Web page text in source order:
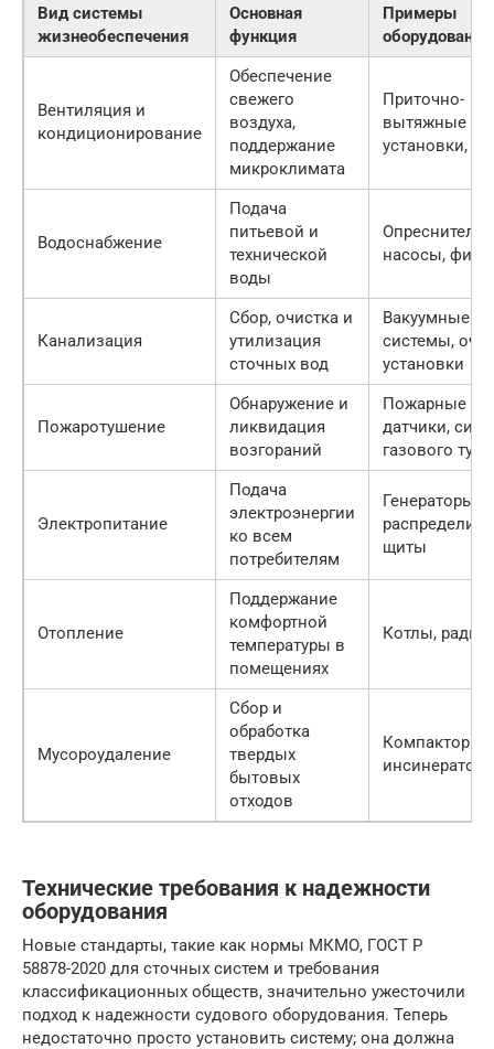
Вид системы
жизнеобеспечения
Основная
функция
Примеры
оборудования
Вентиляция и
кондиционирование
Обеспечение
свежего
воздуха,
поддержание
микроклимата
Приточно-
вытяжные
установки,
Водоснабжение
Подача
питьевой и
технической
воды
Опреснители,
насосы,
Канализация
Сбор, очистка и
утилизация
сточных вод
Вакуумные
системы,
установки
Пожаротушение
Обнаружение и
ликвидация
возгораний
Пожарные
датчики,
газового
Электропитание
Подача
электроэнергии
ко всем
потребителям
Генераторы,
щиты
Отопление
Поддержание
комфортной
температуры в
помещениях
Котлы,
Мусороудаление
Сбор и
обработка
твердых
бытовых
отходов
Компакторы,
Технические требования к надежности
оборудования
Новые стандарты, такие как нормы МКМО, ГОСТ Р
58878-2020 для сточных систем и требования
классификационных обществ, значительно ужесточили
подход к надежности судового оборудования. Теперь
недостаточно просто установить систему; она должна